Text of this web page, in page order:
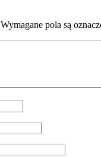
Wymagane pola są